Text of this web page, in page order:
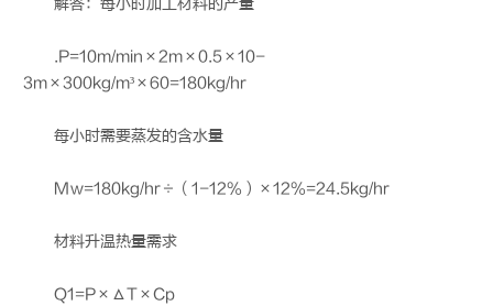
解答：每小时加工材料的产量
.P=10m/min×2m×0.5×10-
3m×300kg/m³×60=180kg/hr
每小时需要蒸发的含水量
Mw=180kg/hr÷（1-12%）×12%=24.5kg/hr
材料升温热量需求
Q1=P×ΔT×Cp